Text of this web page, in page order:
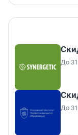
До 31
До 31